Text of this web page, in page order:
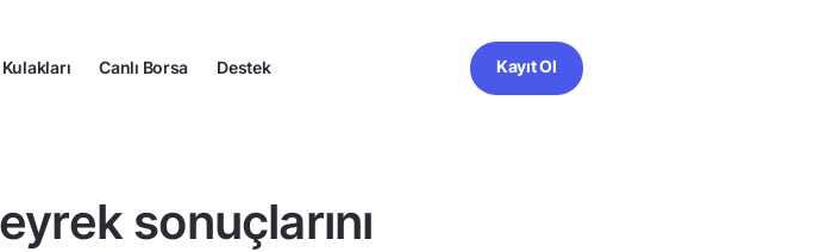
Kulakları Canlı Borsa Destek Kayıt Ol
sonuçlarını